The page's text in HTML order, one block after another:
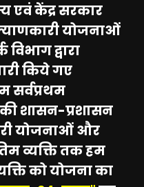
एवं केंद्र सरकार
योजनाओं
द्वारा
किये गए
सर्वप्रथम
शासन-प्रशासन
योजनाओं और
व्यक्ति तक हम
को योजना का